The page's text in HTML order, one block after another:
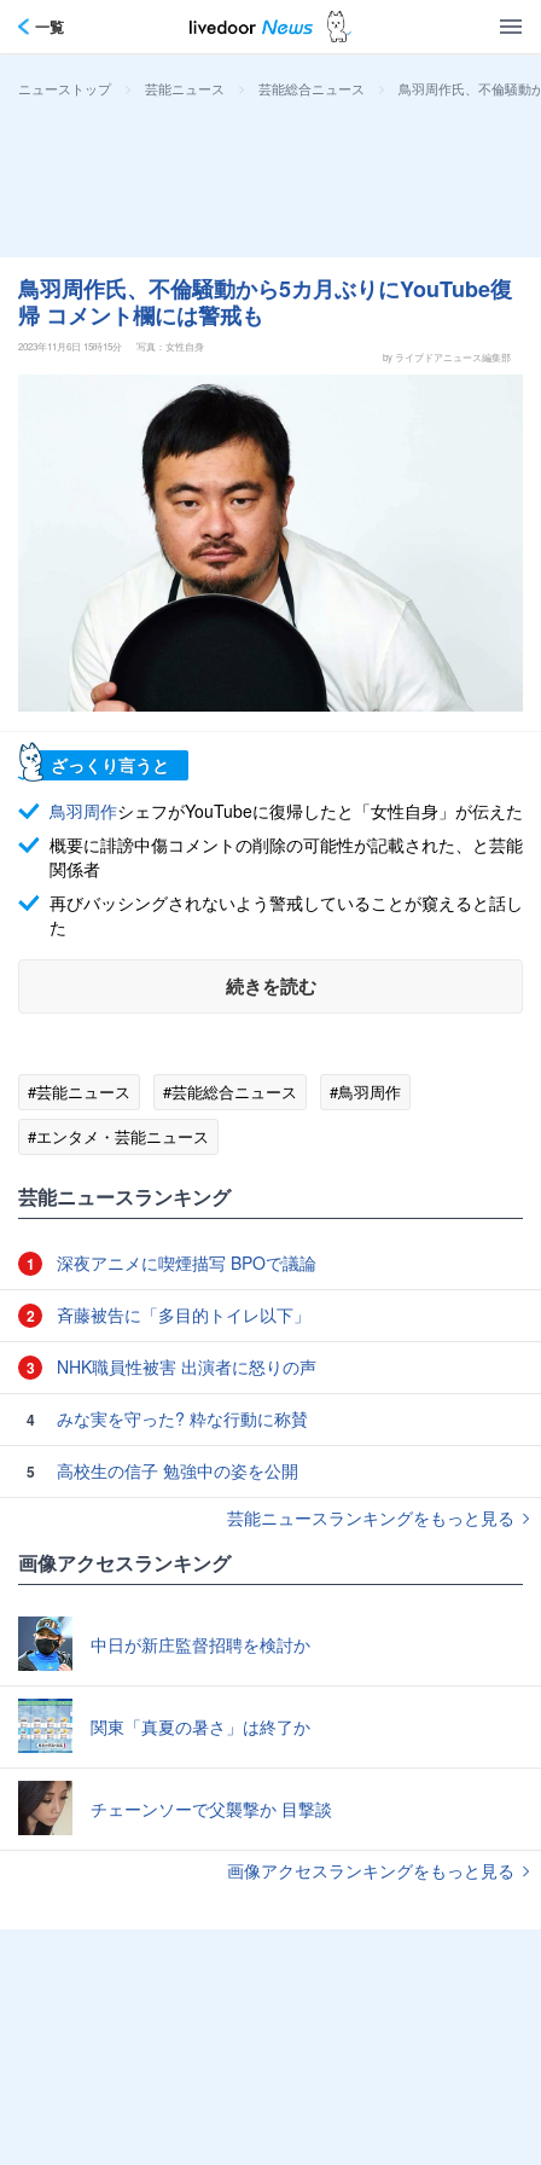
一覧
ニューストップ > 芸能ニュース > 芸能総合ニュース > 鳥羽周作氏、不倫騒動
鳥羽周作氏、不倫騒動から5カ月ぶりにYouTube復
帰 コメント欄には警戒も
2023年11月6日 15時15分
写真：女性自身
by ライブドアニュース編集部
ざっくり言うと
鳥羽周作シェフがYouTubeに復帰したと「女性自身」が伝えた
概要に誹謗中傷コメントの削除の可能性が記載された、と芸能
関係者
再びバッシングされないよう警戒していることが窺えると話し
た
続きを読む
#芸能ニュース #芸能総合ニュース
#鳥羽周作
#エンタメ・芸能ニュース
芸能ニュースランキング
1 深夜アニメに喫煙描写 BPOで議論
2 斉藤被告に「多目的トイレ以下」
3 NHK職員性被害 出演者に怒りの声
4 みな実を守った? 粋な行動に称賛
5
高校生の信子 勉強中の姿を公開
芸能ニュースランキングをもっと見る
画像アクセスランキング
中日が新庄監督招聘を検討か
関東「真夏の暑さ」は終了か
チェーンソーで父襲撃か 目撃談
画像アクセスランキングをもっと見る